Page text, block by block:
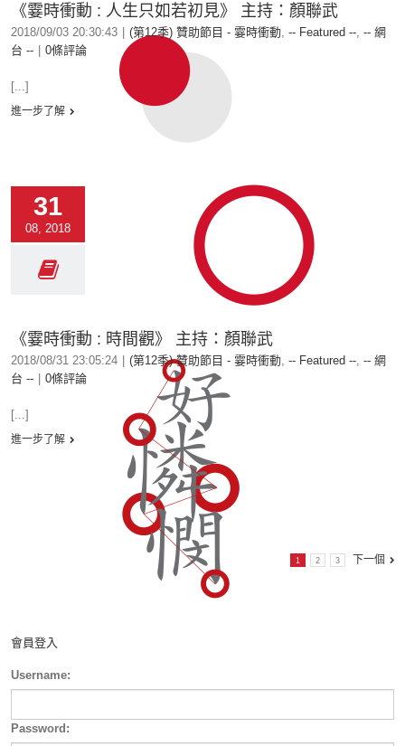
《霎時衝動 : 人生只如若初見》 主持：顏聯武
2018/09/03 20:30:43 (第12季) 贊助節目 - 霎時衝動, -- Featured --, -- 網
台 --
0條評論
[...]
進一步了解
31
08, 2018
《霎時衝動 : 時間觀》 主持：顏聯武
2018/08/31 23:05:24 (第12季) 贊助節目 - 霎時衝動, -- Featured --, -- 網
台 --
0條評論
[...]
進一步了解
1 2 3 下一個
會員登入
Username:
Password: